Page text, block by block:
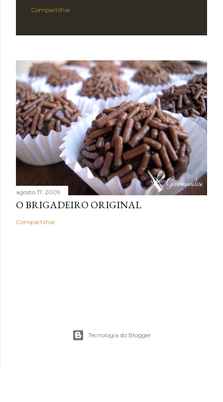
Compartilhar
agosto 17, 2009
O BRIGADEIRO ORIGINAL
Compartilhar
Tecnologia do Blogger